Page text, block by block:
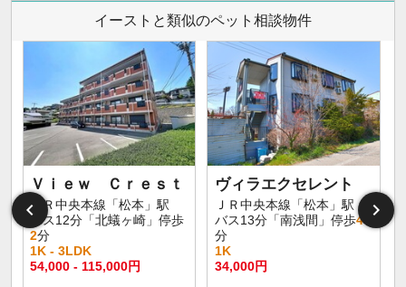
イーストと類似のペット相談物件
Ｖｉｅｗ Ｃｒｅｓｔ
ＪＲ中央本線「松本」駅
バス12分「北蟻ヶ崎」停歩
2分
1K - 3LDK
54,000 - 115,000円
ヴィラエクセレント
ＪＲ中央本線「松本」駅
バス13分「南浅間」停歩4
分
1K
34,000円